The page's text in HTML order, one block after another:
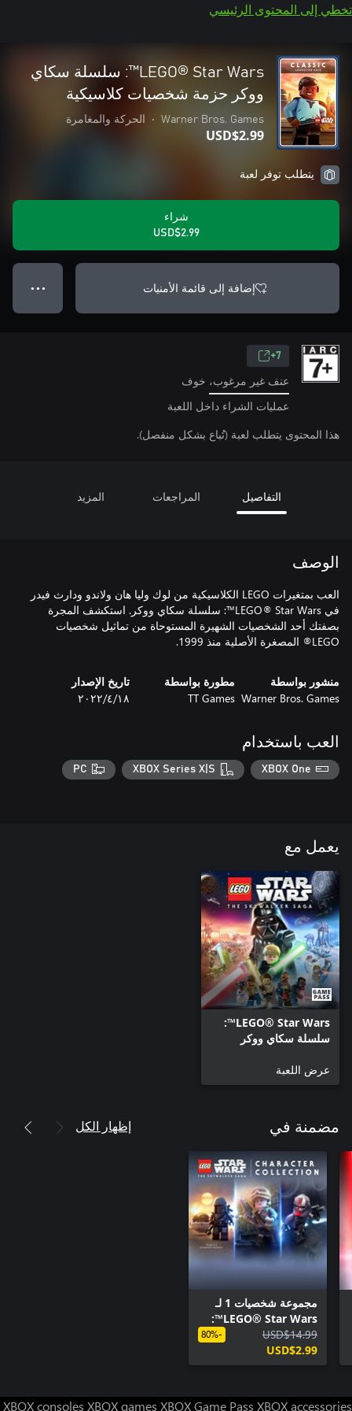
تخطي إلى المحتوى الرئيسي
‏LEGO® Star Wars™: سلسلة سكاي
ووكر حزمة شخصيات كلاسيكية
Warner Bros. Games
• الحركة والمغامرة
USD$2.99
يتطلب توفر لعبة
شراء
USD$2.99
إضافة إلى قائمة الأمنيات ● ● ●
7+
عنف غير مرغوب، خوف
عمليات الشراء داخل اللعبة
هذا المحتوى يتطلب لعبة (تُباع بشكل منفصل).
التفاصيل المراجعات المزيد
الوصف
العب بمتغيرات LEGO الكلاسيكية من لوك وليا هان ولاندو ودارث فيدر
في LEGO® Star Wars™: سلسلة سكاي ووكر. استكشف المجرة
بصفتك أحد الشخصيات الشهيرة المستوحاة من تماثيل شخصيات
LEGO® المصغرة الأصلية منذ 1999.
منشور بواسطة
Warner Bros. Games
مطورة بواسطة
TT Games
تاريخ الإصدار
١٨‏/٤‏/٢٠٢٢
العب باستخدام
XBOX One
XBOX Series X|S
PC
يعمل مع
LEGO® Star Wars™:
سلسلة سكاي ووكر
عرض اللعبة
مضمنة في إظهار الكل
‏مجموعة شخصيات 1 لـ
LEGO® Star Wars™:
سلسلة سكاي ووكر
USD$14.99
USD$2.99
-80%
XBOX consoles XBOX games XBOX Game Pass XBOX accessories